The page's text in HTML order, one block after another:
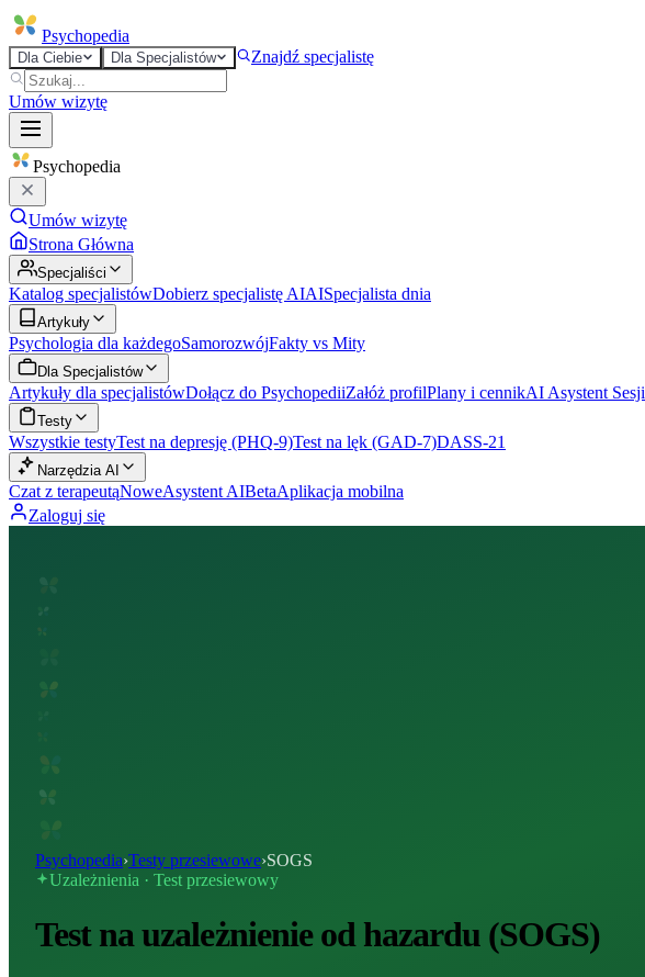
Psychopedia
Dla Ciebie Dla Specjalistów Znajdź specjalistę
Umów wizytę
Psychopedia
Umów wizytę
Strona Główna
Specjaliści
Katalog specjalistówDobierz specjalistę AIAISpecjalista dnia
Artykuły
Psychologia dla każdegoSamorozwójFakty vs Mity
Dla Specjalistów
Artykuły dla specjalistówDołącz do PsychopediiZałóż profilPlany i cennikAI Asystent Sesji
Testy
Wszystkie testyTest na depresję (PHQ-9)Test na lęk (GAD-7)DASS-21
Narzędzia AI
Czat z terapeutąNoweAsystent AIBetaAplikacja mobilna
Zaloguj się
Psychopedia›Testy przesiewowe›SOGS
Uzależnienia · Test przesiewowy
Test na uzależnienie od hazardu (SOGS)